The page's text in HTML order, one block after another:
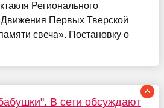
Регионального
Движения Первых Тверской
свеча». Постановку о
В сети обсуждают